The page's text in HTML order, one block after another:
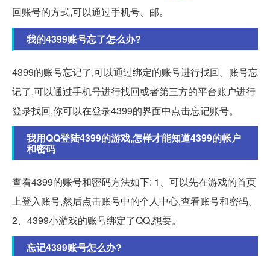
回账号的方式,可以通过手机号、邮。
我的4399账号忘了怎么办?
4399的账号忘记了,可以通过绑定的账号进行找回。账号忘
记了,可以通过手机号进行找回或者第三方的平台账户进行
登录找回,你可以在登录4399的界面中点击忘记账号。
我用QQ登陆4399的游戏,怎样才能知道4399的帐户
和密码
查看4399的账号和密码方法如下: 1、可以先在游戏的首页
上登入账号,然后点击账号中的个人中心,查看账号和密码。
2、4399小游戏的账号绑定了QQ,想要。
忘记4399账号怎么办?